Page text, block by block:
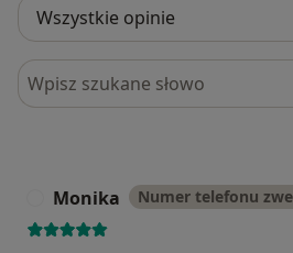
Szukaj w opiniach
Monika Numer telefonu